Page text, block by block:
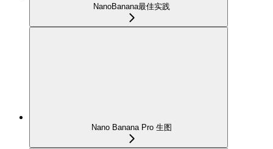
NanoBanana最佳实践
Nano Banana Pro 生图